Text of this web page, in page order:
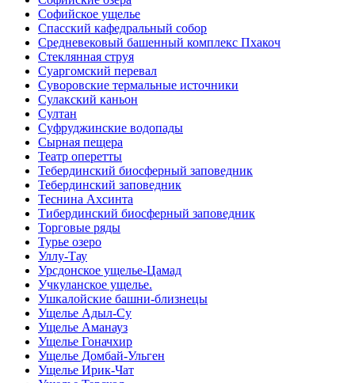
Софийское ущелье
Спасский кафедральный собор
Средневековый башенный комплекс Пхакоч
Стеклянная струя
Суаргомский перевал
Суворовские термальные источники
Сулакский каньон
Султан
Суфруджинские водопады
Сырная пещера
Театр оперетты
Тебердинский биосферный заповедник
Тебердинский заповедник
Теснина Ахсинта
Тибердинский биосферный заповедник
Торговые ряды
Турье озеро
Уллу-Тау
Урсдонское ущелье-Цамад
Учкуланское ущелье.
Ушкалойские башни-близнецы
Ущелье Адыл-Су
Ущелье Аманауз
Ущелье Гоначхир
Ущелье Домбай-Ульген
Ущелье Ирик-Чат